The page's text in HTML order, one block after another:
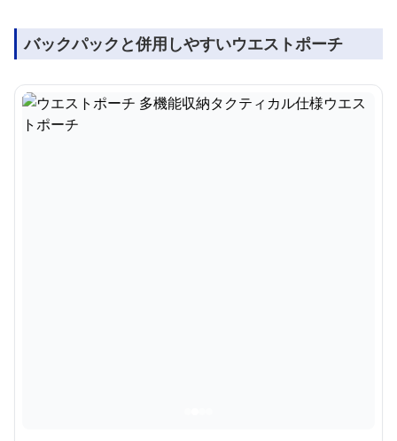
バックパックと併用しやすいウエストポーチ